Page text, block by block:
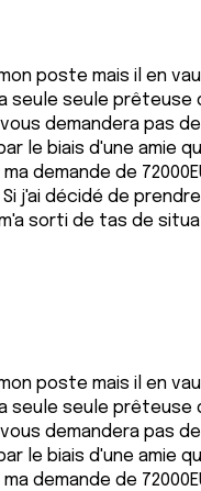
poste mais il en
seule prêteuse
demandera pas
le biais d'une amie
demande de
j'ai décidé de
sorti de tas de
poste mais il en
seule prêteuse
demandera pas
le biais d'une amie
demande de